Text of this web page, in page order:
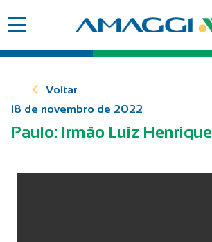
Voltar
18 de novembro de 2022
Paulo: Irmão Luiz Henrique